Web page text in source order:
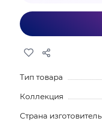
Тип товара
Коллекция
Страна изготовитель